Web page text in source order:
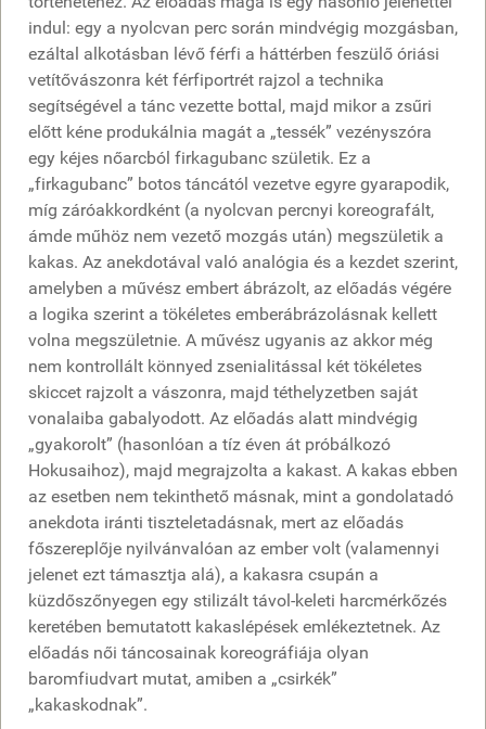
indul: egy a nyolcvan perc során mindvégig mozgásban,
ezáltal alkotásban lévő férfi a háttérben feszülő óriási
vetítővászonra két férfiportrét rajzol a technika
segítségével a tánc vezette bottal, majd mikor a zsűri
előtt kéne produkálnia magát a „tessék” vezényszóra
egy kéjes nőarcból firkagubanc születik. Ez a
„firkagubanc” botos táncától vezetve egyre gyarapodik,
míg záróakkordként (a nyolcvan percnyi koreografált,
ámde műhöz nem vezető mozgás után) megszületik a
kakas. Az anekdotával való analógia és a kezdet szerint,
amelyben a művész embert ábrázolt, az előadás végére
a logika szerint a tökéletes emberábrázolásnak kellett
volna megszületnie. A művész ugyanis az akkor még
nem kontrollált könnyed zsenialitással két tökéletes
skiccet rajzolt a vászonra, majd téthelyzetben saját
vonalaiba gabalyodott. Az előadás alatt mindvégig
„gyakorolt” (hasonlóan a tíz éven át próbálkozó
Hokusaihoz), majd megrajzolta a kakast. A kakas ebben
az esetben nem tekinthető másnak, mint a gondolatadó
anekdota iránti tiszteletadásnak, mert az előadás
főszereplője nyilvánvalóan az ember volt (valamennyi
jelenet ezt támasztja alá), a kakasra csupán a
küzdőszőnyegen egy stilizált távol-keleti harcmérkőzés
keretében bemutatott kakaslépések emlékeztetnek. Az
előadás női táncosainak koreográfiája olyan
baromfiudvart mutat, amiben a „csirkék”
„kakaskodnak”.